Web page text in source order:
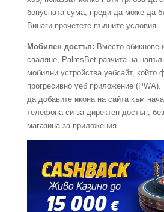
бонусната сума, преди да може да
Винаги прочетете пълните условия.
Мобилен достъп: Вместо
сваляне, PalmsBet разчита на
мобилни устройства уебсайт, който
прогресивно уеб приложение (PWA).
да добавите икона на сайта към
телефона си за директен достъп,
магазина за приложения.